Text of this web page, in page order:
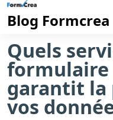
Blog
Quels
formulaire
garantit la
vos